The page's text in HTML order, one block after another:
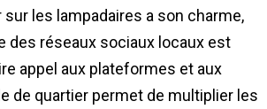
sur les lampadaires a son charme,
des réseaux sociaux locaux est
appel aux plateformes et aux
de quartier permet de multiplier les